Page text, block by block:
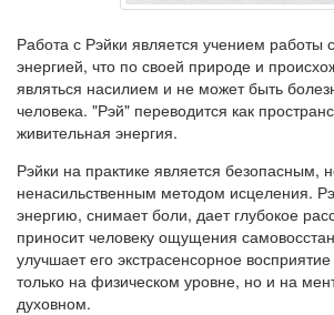
Работа с Рэйки является учением работы
энергией, что по своей природе и
являться насилием и не может быть
человека. "Рэй" переводится как
живительная энергия.
Рэйки на практике является безопасным,
ненасильственным методом исцеления.
энергию, снимает боли, дает глубокое
приносит человеку ощущения
улучшает его экстрасенсорное
только на физическом уровне, но и на
духовном.